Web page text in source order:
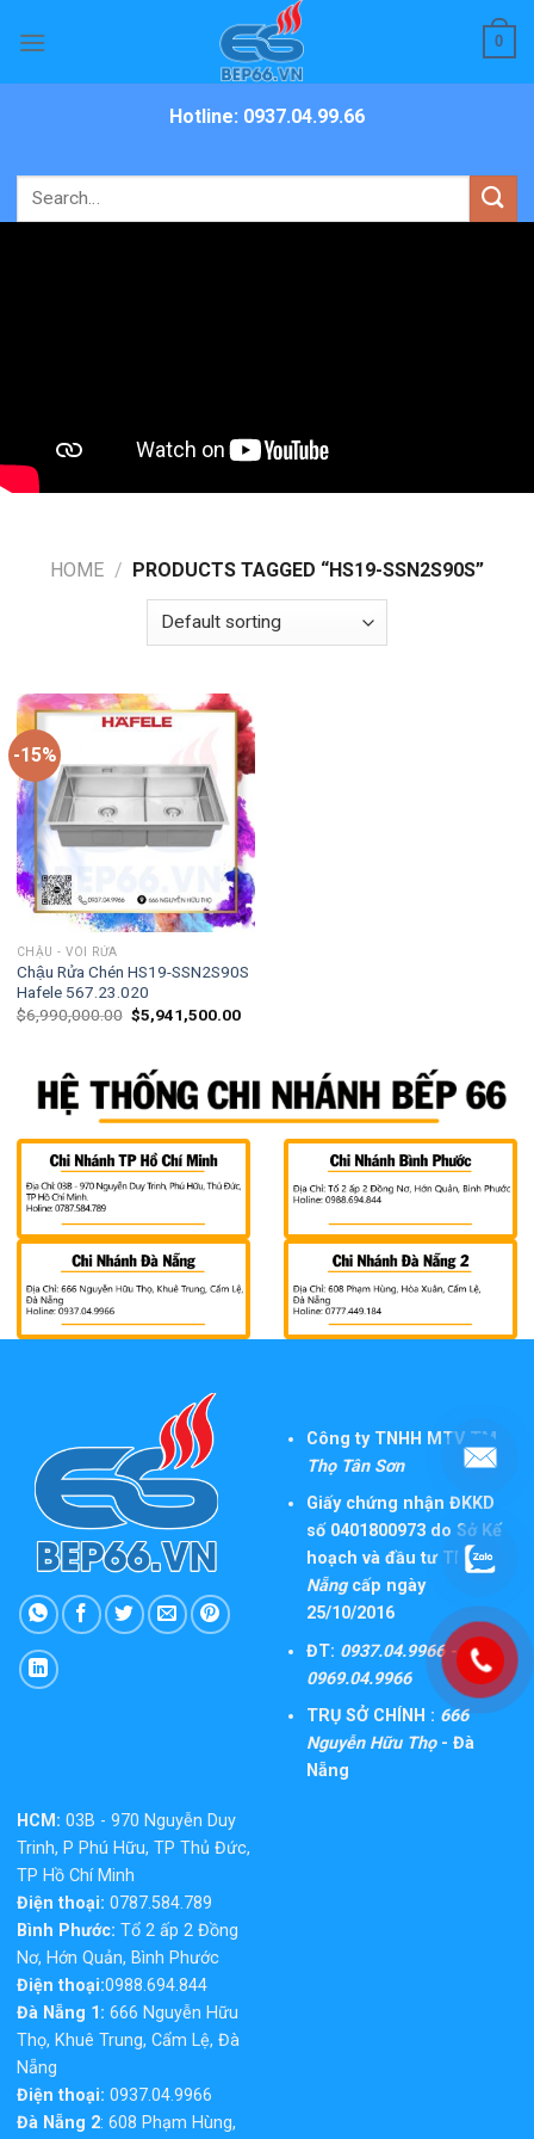
0
Hotline: 0937.04.99.66
Search
for:
HOME / PRODUCTS TAGGED “HS19-SSN2S90S”
-15%
CHẬU - VÒI RỬA
Chậu Rửa Chén HS19-SSN2S90S
Hafele 567.23.020
$6,990,000.00 $5,941,500.00
Công ty TNHH MTV TM
Thọ Tân Sơn
Giấy chứng nhận ĐKKD
số 0401800973 do Sở Kế
hoạch và đầu tư TPĐà
Nẵngcấp ngày
25/10/2016
ĐT: 0937.04.9966 -
0969.04.9966
TRỤ SỞ CHÍNH : 666
Nguyễn Hữu Thọ- Đà
Nẵng
HCM: 03B - 970 Nguyễn Duy
Trinh, P Phú Hữu, TP Thủ Đức,
TP Hồ Chí Minh
Điện thoại: 0787.584.789
Bình Phước: Tổ 2 ấp 2 Đồng
Nơ, Hớn Quản, Bình Phước
Điện thoại:0988.694.844
Đà Nẵng 1: 666 Nguyễn Hữu
Thọ, Khuê Trung, Cẩm Lệ, Đà
Nẵng
Điện thoại: 0937.04.9966
Đà Nẵng 2: 608 Phạm Hùng,